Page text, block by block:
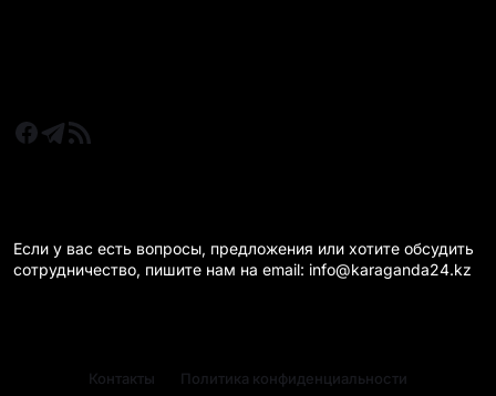
Если у вас есть вопросы, предложения или хотите обсудить
сотрудничество, пишите нам на email: info@karaganda24.kz
Контакты Политика конфиденциальности